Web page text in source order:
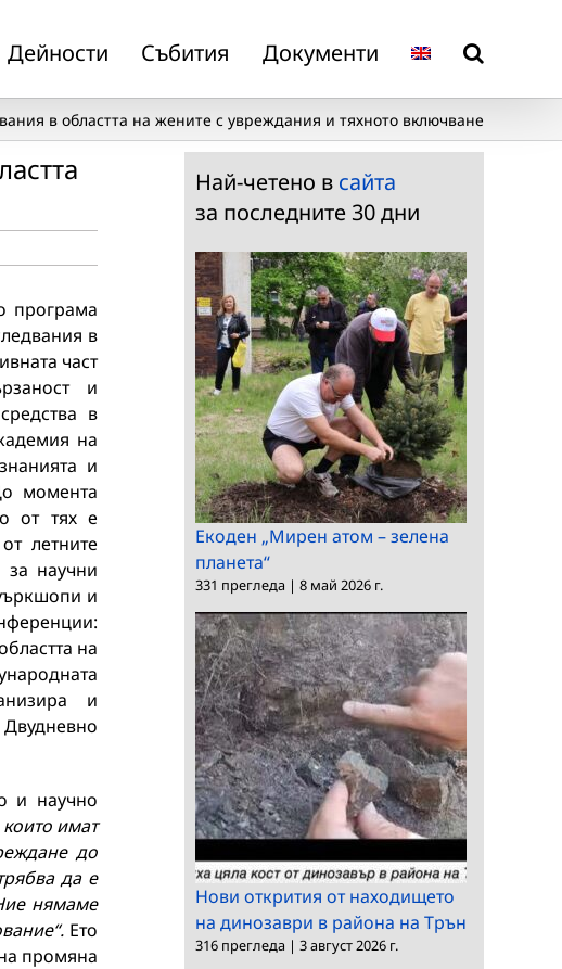
Дейности Събития Документи
в областта на жените с увреждания и тяхното включване
програма
в
част
и
в
на
и
момента
от тях е
летните
научни
и
на
и
и научно
имат
до
да е
нямаме
Ето
промяна
Най-четено в сайта
за последните 30 дни
Екоден „Мирен атом – зелена
планета“
331 прегледа | 8 май 2026 г.
Нови открития от находището
на динозаври в района на Трън
316 прегледа | 3 август 2026 г.